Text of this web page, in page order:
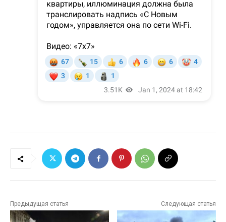
Предыдущая статья Следующая статья